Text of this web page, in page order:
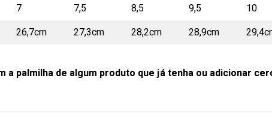
7 7,5 8,5 9,5 10
26,7cm 27,3cm 28,2cm 28,9cm
palmilha de algum produto que já tenha ou adicionar